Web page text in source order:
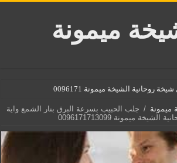
الشيخة ميمونة 00961717130
ميمونة / جلب الحبيب بسرعة البرق بنار الشمع واية
ميمونة 0096171713099